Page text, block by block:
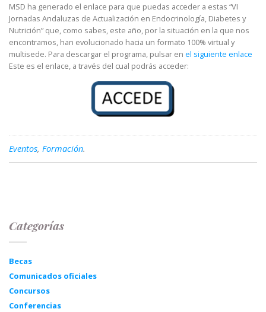
MSD ha generado el enlace para que puedas acceder a estas “VI
Jornadas Andaluzas de Actualización en Endocrinología, Diabetes y
Nutrición” que, como sabes, este año, por la situación en la que nos
encontramos, han evolucionado hacia un formato 100% virtual y
multisede. Para descargar el programa, pulsar en el siguiente enlace
Este es el enlace, a través del cual podrás acceder:
Eventos, Formación.
Categorías
Becas
Comunicados oficiales
Concursos
Conferencias